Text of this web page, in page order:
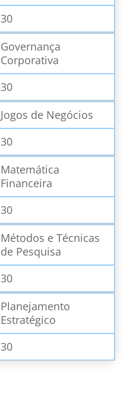
30
Governança
Corporativa
30
Jogos de Negócios
30
Matemática
Financeira
30
Métodos e Técnicas
de Pesquisa
30
Planejamento
Estratégico
30